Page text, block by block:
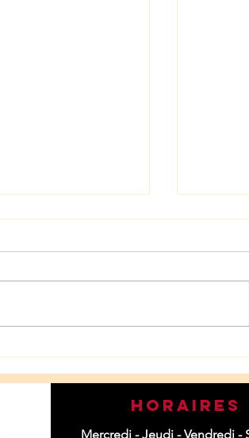
horaires
Mercredi - Jeudi - Vendredi -